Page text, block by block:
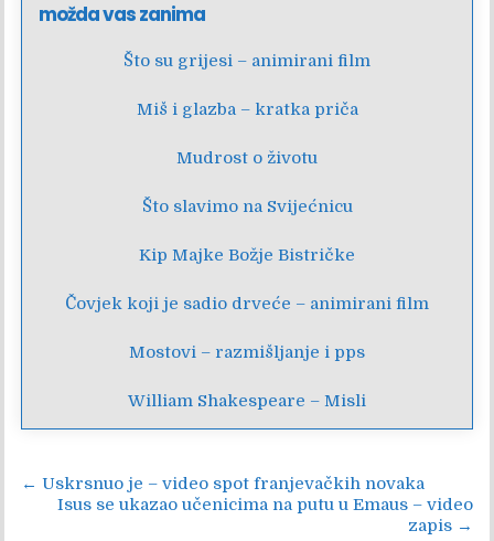
možda vas zanima
Što su grijesi – animirani film
Miš i glazba – kratka priča
Mudrost o životu
Što slavimo na Svijećnicu
Kip Majke Božje Bistričke
Čovjek koji je sadio drveće – animirani film
Mostovi – razmišljanje i pps
William Shakespeare – Misli
Navigacija
objava
← Uskrsnuo je – video spot franjevačkih novaka
Isus se ukazao učenicima na putu u Emaus – video
zapis →